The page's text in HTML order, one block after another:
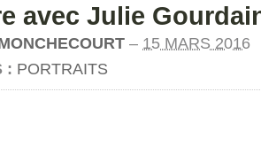
avec Julie
– 15 MARS 2016
: PORTRAITS